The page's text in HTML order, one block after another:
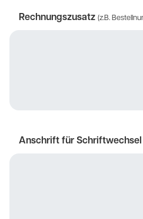
Rechnungszusatz (z.B.
Anschrift für Schriftwechsel